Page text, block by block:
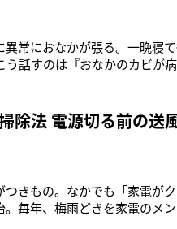
異常におなかが張る。一晩寝
う話すのは『おなかのカビが
る多彩な性質を持つ100兆個
知ら
除法 電源切る前の送
つきもの。なかでも「家電が
毎年、梅雨どきを家電のメ